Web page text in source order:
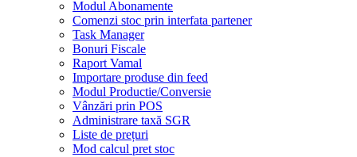
Modul Abonamente
Comenzi stoc prin interfata partener
Task Manager
Bonuri Fiscale
Raport Vamal
Importare produse din feed
Modul Productie/Conversie
Vânzări prin POS
Administrare taxă SGR
Liste de prețuri
Mod calcul pret stoc